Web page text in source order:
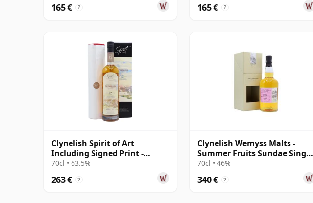
165 € ? 165 € ?
Clynelish Spirit of Art
Including Signed Print -
Single Cask 12 años
70cl • 63.5%
263 € ?
Clynelish Wemyss Malts -
Summer Fruits Sundae Single
Cask 1995 24 años
70cl • 46%
340 € ?